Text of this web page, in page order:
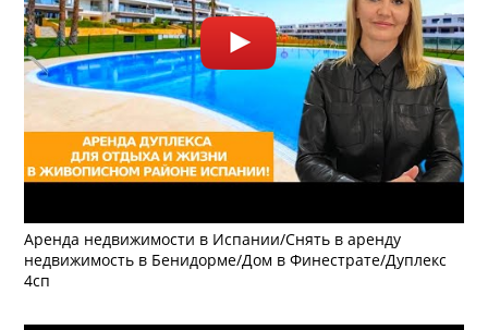
Аренда недвижимости в Испании/Снять в аренду
недвижимость в Бенидорме/Дом в Финестрате/Дуплекс
4сп